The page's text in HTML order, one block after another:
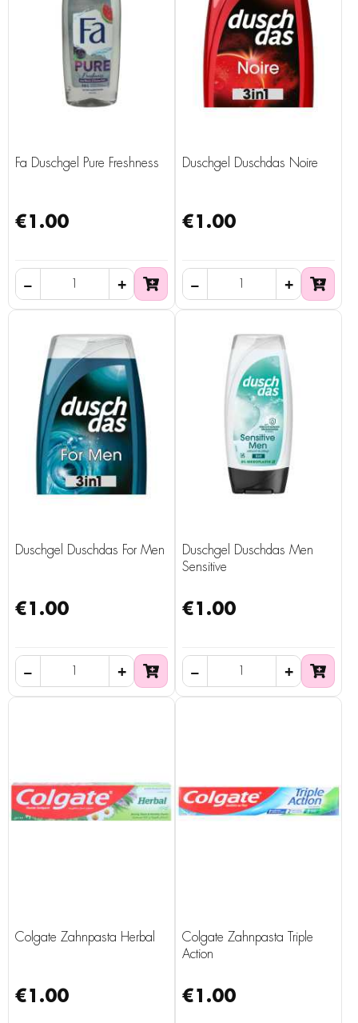
Fa Duschgel Pure Freshness
€1.00
Duschgel Duschdas Noire
€1.00
Duschgel Duschdas For Men
€1.00
Duschgel Duschdas Men
Sensitive
€1.00
Colgate Zahnpasta Herbal
€1.00
Colgate Zahnpasta Triple
Action
€1.00